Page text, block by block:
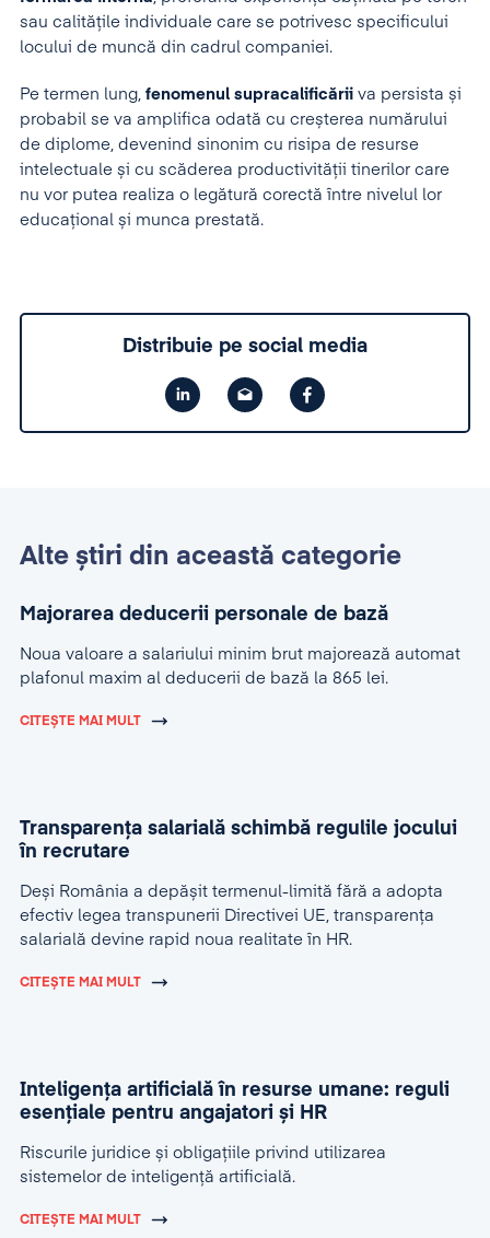
sau calitățile individuale care se potrivesc specificului
locului de muncă din cadrul companiei.
Pe termen lung, fenomenul supracalificării va persista și
probabil se va amplifica odată cu creșterea numărului
de diplome, devenind sinonim cu risipa de resurse
intelectuale și cu scăderea productivității tinerilor care
nu vor putea realiza o legătură corectă între nivelul lor
educațional și munca prestată.
Distribuie pe social media
Alte știri din această categorie
Majorarea deducerii personale de bază
Noua valoare a salariului minim brut majorează automat
plafonul maxim al deducerii de bază la 865 lei.
CITEȘTE MAI MULT
Transparența salarială schimbă regulile jocului
în recrutare
Deși România a depășit termenul-limită fără a adopta
efectiv legea transpunerii Directivei UE, transparența
salarială devine rapid noua realitate în HR.
CITEȘTE MAI MULT
Inteligența artificială în resurse umane: reguli
esențiale pentru angajatori și HR
Riscurile juridice și obligațiile privind utilizarea
sistemelor de inteligență artificială.
CITEȘTE MAI MULT